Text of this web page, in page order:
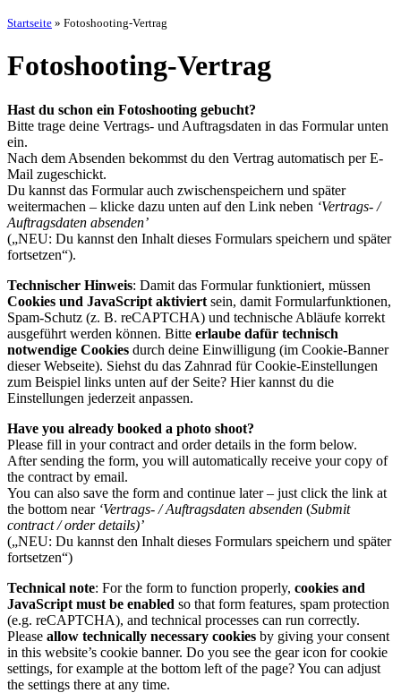
Startseite » Fotoshooting-Vertrag
Fotoshooting-Vertrag
Hast du schon ein Fotoshooting gebucht?
Bitte trage deine Vertrags- und Auftragsdaten in das Formular unten
ein.
Nach dem Absenden bekommst du den Vertrag automatisch per E-
Mail zugeschickt.
Du kannst das Formular auch zwischenspeichern und später
weitermachen – klicke dazu unten auf den Link neben ‘Vertrags- /
Auftragsdaten absenden’
(„NEU: Du kannst den Inhalt dieses Formulars speichern und später
fortsetzen“).
Technischer Hinweis: Damit das Formular funktioniert, müssen
Cookies und JavaScript aktiviert sein, damit Formularfunktionen,
Spam-Schutz (z. B. reCAPTCHA) und technische Abläufe korrekt
ausgeführt werden können. Bitte erlaube dafür technisch
notwendige Cookies durch deine Einwilligung (im Cookie-Banner
dieser Webseite). Siehst du das Zahnrad für Cookie-Einstellungen
zum Beispiel links unten auf der Seite? Hier kannst du die
Einstellungen jederzeit anpassen.
Have you already booked a photo shoot?
Please fill in your contract and order details in the form below.
After sending the form, you will automatically receive your copy of
the contract by email.
You can also save the form and continue later – just click the link at
the bottom near ‘Vertrags- / Auftragsdaten absenden (Submit
contract / order details)’
(„NEU: Du kannst den Inhalt dieses Formulars speichern und später
fortsetzen“)
Technical note: For the form to function properly, cookies and
JavaScript must be enabled so that form features, spam protection
(e.g. reCAPTCHA), and technical processes can run correctly.
Please allow technically necessary cookies by giving your consent
in this website’s cookie banner. Do you see the gear icon for cookie
settings, for example at the bottom left of the page? You can adjust
the settings there at any time.